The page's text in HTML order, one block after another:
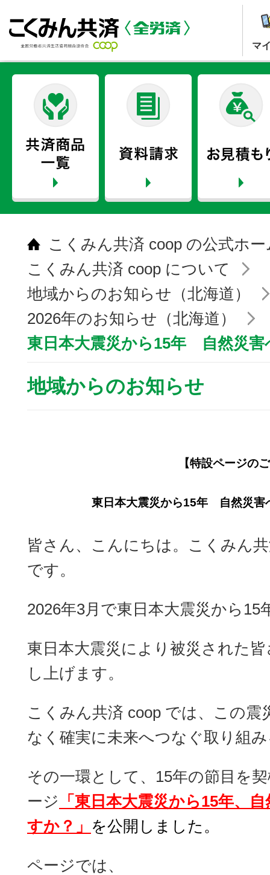
マ
こくみん共済 coop の公式ホ
こくみん共済 coop について
地域からのお知らせ（北海道）
2026年のお知らせ（北海道）
東日本大震災から15年 自然災害
地域からのお知らせ
【特設ページの
東日本大震災から15年 自然災害
皆さん、こんにちは。こくみん
です。
2026年3月で東日本大震災から 15
東日本大震災により被災された
し上げます。
こくみん共済 coop では、この震
なく確実に未来へつなぐ取り組
その一環として、 15年の節目を
ージ 「 東日本大震災から15年、
すか？」 を公開しました。
ページでは、